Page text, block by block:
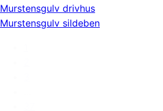
Murstensgulv drivhus
Murstensgulv sildeben